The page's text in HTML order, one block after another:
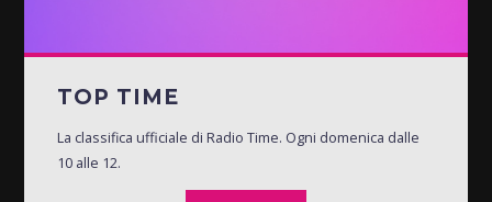
TOP TIME
La classifica ufficiale di Radio Time. Ogni domenica dalle
10 alle 12.